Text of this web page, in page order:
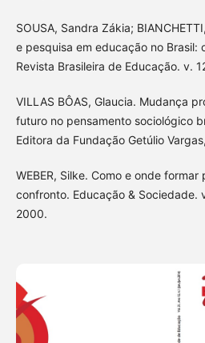
SOUSA, Sandra Zákia;
e pesquisa em educação no Brasil:
Revista Brasileira de Educação. v.
VILLAS BÔAS, Glaucia. Mudança
futuro no pensamento sociológico
Editora da Fundação Getúlio
WEBER, Silke. Como e onde
confronto. Educação & Sociedade.
2000.